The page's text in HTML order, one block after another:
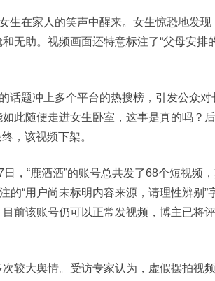
在家人的笑声中醒来。女生惊恐地发现
无助。视频画面还特意标注了“父母安排
题冲上多个平台的热搜榜，引发公众对
此随便走进女生卧室，这事是真的吗？
，该视频下架。
“鹿酒酒”的账号总共发了68个短视频
“用户尚未标明内容来源，请理性辨别”
前该账号仍可以正常发视频，博主已将
大舆情。受访专家认为，虚假摆拍视